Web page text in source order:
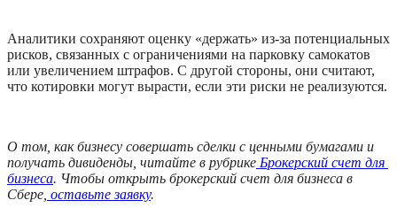
Аналитики сохраняют оценку «держать» из-за потенциальных
рисков, связанных с ограничениями на парковку самокатов
или увеличением штрафов. С другой стороны, они считают,
что котировки могут вырасти, если эти риски не реализуются.
О том, как бизнесу совершать сделки с ценными бумагами и
получать дивиденды, читайте в рубрике Брокерский счет для
бизнеса. Чтобы открыть брокерский счет для бизнеса в
Сбере, оставьте заявку.